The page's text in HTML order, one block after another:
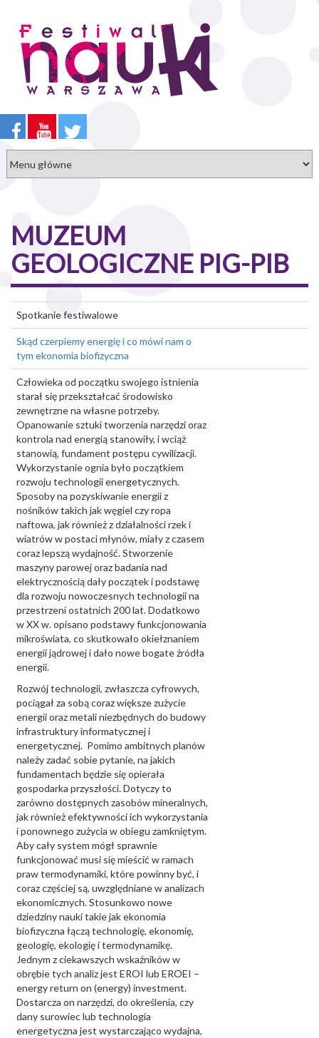
treści
MUZEUM
GEOLOGICZNE PIG-PIB
Spotkanie festiwalowe
Skąd czerpiemy energię i co mówi nam o
tym ekonomia biofizyczna
Człowieka od początku swojego istnienia
starał się przekształcać środowisko
zewnętrzne na własne potrzeby.
Opanowanie sztuki tworzenia narzędzi oraz
kontrola nad energią stanowiły, i wciąż
stanowią, fundament postępu cywilizacji.
Wykorzystanie ognia było początkiem
rozwoju technologii energetycznych.
Sposoby na pozyskiwanie energii z
nośników takich jak węgiel czy ropa
naftowa, jak również z działalności rzek i
wiatrów w postaci młynów, miały z czasem
coraz lepszą wydajność. Stworzenie
maszyny parowej oraz badania nad
elektrycznością dały początek i podstawę
dla rozwoju nowoczesnych technologii na
przestrzeni ostatnich 200 lat. Dodatkowo
w XX w. opisano podstawy funkcjonowania
mikroświata, co skutkowało okiełznaniem
energii jądrowej i dało nowe bogate źródła
energii.
Rozwój technologii, zwłaszcza cyfrowych,
pociągał za sobą coraz większe zużycie
energii oraz metali niezbędnych do budowy
infrastruktury informatycznej i
energetycznej. Pomimo ambitnych planów
należy zadać sobie pytanie, na jakich
fundamentach będzie się opierała
gospodarka przyszłości. Dotyczy to
zarówno dostępnych zasobów mineralnych,
jak również efektywności ich wykorzystania
i ponownego zużycia w obiegu zamkniętym.
Aby cały system mógł sprawnie
funkcjonować musi się mieścić w ramach
praw termodynamiki, które powinny być, i
coraz częściej są, uwzględniane w analizach
ekonomicznych. Stosunkowo nowe
dziedziny nauki takie jak ekonomia
biofizyczna łączą technologię, ekonomię,
geologię, ekologię i termodynamikę.
Jednym z ciekawszych wskaźników w
obrębie tych analiz jest EROI lub EROEI –
energy return on (energy) investment.
Dostarcza on narzędzi, do określenia, czy
dany surowiec lub technologia
energetyczna jest wystarczająco wydajna,